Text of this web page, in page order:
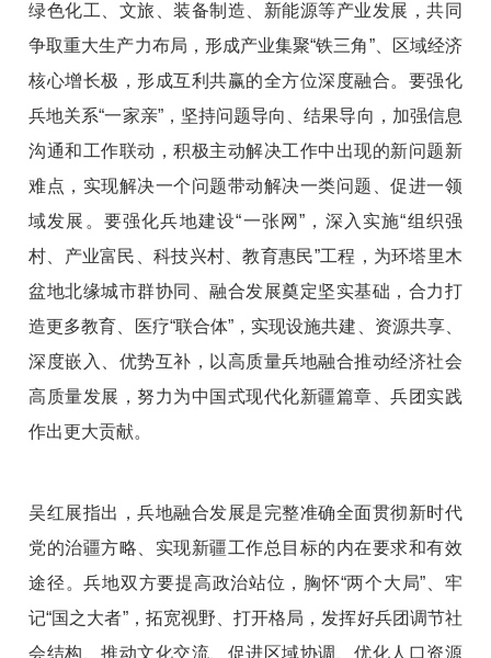
绿色化工、文旅、装备制造、新能源等产业发展，共同
争取重大生产力布局，形成产业集聚“铁三角”、区域经济
核心增长极，形成互利共赢的全方位深度融合。要强化
兵地关系“一家亲”，坚持问题导向、结果导向，加强信息
沟通和工作联动，积极主动解决工作中出现的新问题新
难点，实现解决一个问题带动解决一类问题、促进一领
域发展。要强化兵地建设“一张网”，深入实施“组织强
村、产业富民、科技兴村、教育惠民”工程，为环塔里木
盆地北缘城市群协同、融合发展奠定坚实基础，合力打
造更多教育、医疗“联合体”，实现设施共建、资源共享、
深度嵌入、优势互补，以高质量兵地融合推动经济社会
高质量发展，努力为中国式现代化新疆篇章、兵团实践
作出更大贡献。
吴红展指出，兵地融合发展是完整准确全面贯彻新时代
党的治疆方略、实现新疆工作总目标的内在要求和有效
途径。兵地双方要提高政治站位，胸怀“两个大局”、牢
记“国之大者”，拓宽视野、打开格局，发挥好兵团调节社
会结构、推动文化交流、促进区域协调、优化人口资源